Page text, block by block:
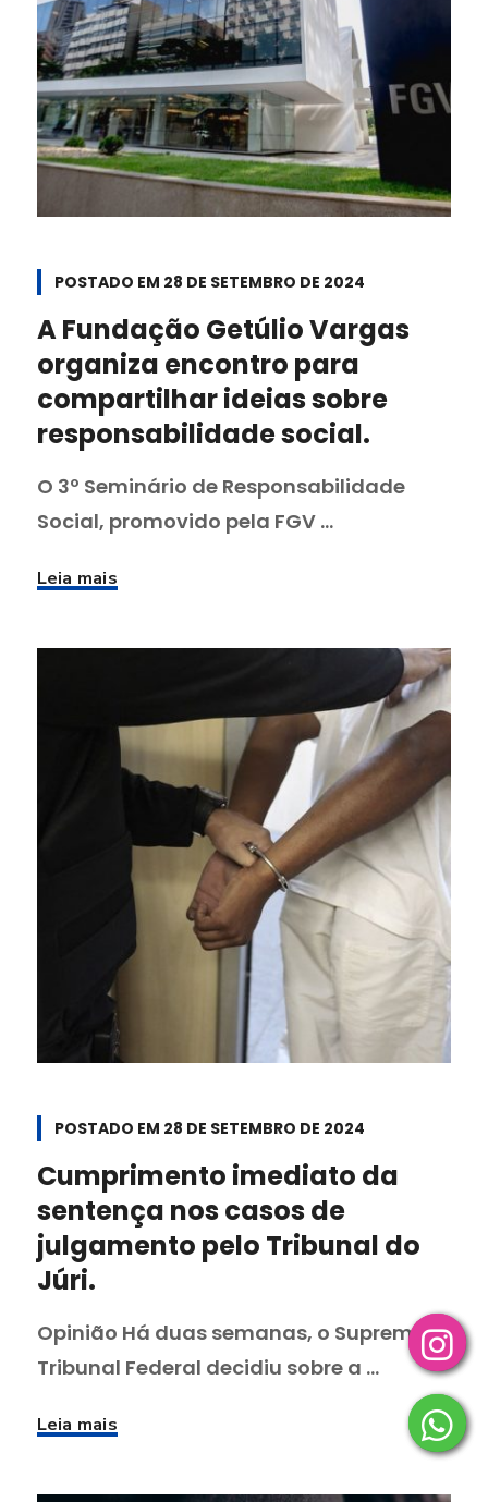
POSTADO EM 28 DE SETEMBRO DE 2024
A Fundação Getúlio Vargas
organiza encontro para
compartilhar ideias sobre
responsabilidade social.
O 3º Seminário de Responsabilidade
Social, promovido pela FGV ...
Leia mais
POSTADO EM 28 DE SETEMBRO DE 2024
Cumprimento imediato da
sentença nos casos de
julgamento pelo Tribunal do
Júri.
Opinião Há duas semanas, o Supremo
Tribunal Federal decidiu sobre a ...
Leia mais